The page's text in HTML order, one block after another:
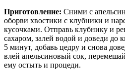
Приготовление: Сними с
оборви хвостики с клубники и
кусочками. Отправь клубнику и
сахаром, залей водой и доведи до
5 минут, добавь цедру и снова
влей апельсиновый сок,
ему остыть и процеди.